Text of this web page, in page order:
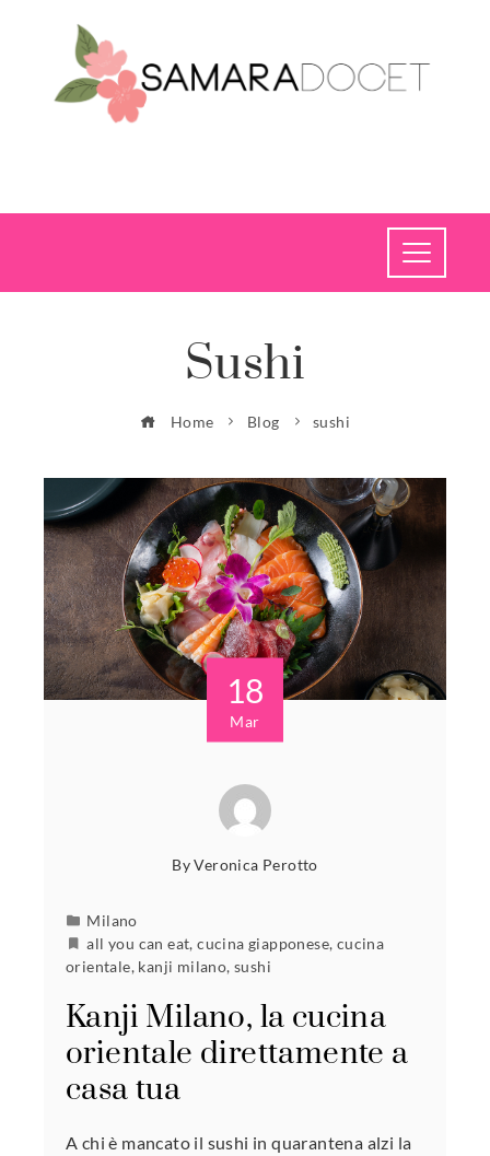
Sushi
Home Blog sushi
18
Mar
ByVeronica Perotto
Milano
all you can eat,cucina giapponese, cucina
orientale, kanji milano,sushi
Kanji Milano, la cucina
orientale direttamente a
casa tua
A chi è mancato il sushi in quarantena alzi la